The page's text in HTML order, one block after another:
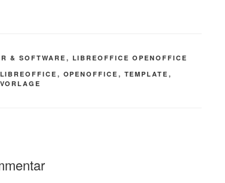
& SOFTWARE, LIBREOFFICE OPENOFFICE
LIBREOFFICE , OPENOFFICE , TEMPLATE ,
VORLAGE